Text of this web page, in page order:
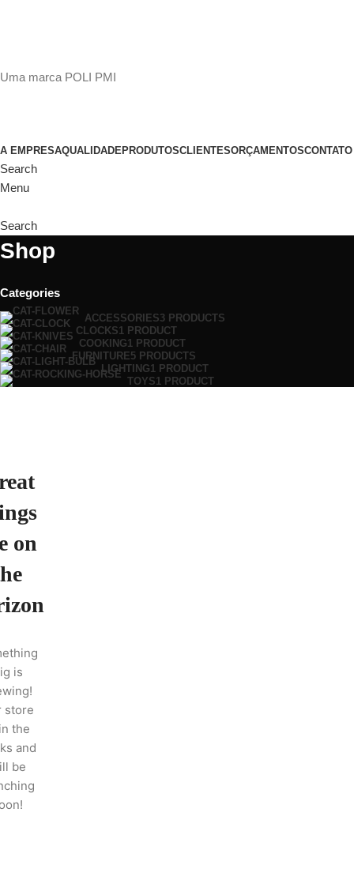
Uma marca POLI PMI
A EMPRESAQUALIDADEPRODUTOSCLIENTESORÇAMENTOSCONTATO
Search
Menu
Search
Shop
Categories
ACCESSORIES3 PRODUCTS
CLOCKS1 PRODUCT
COOKING1 PRODUCT
FURNITURE5 PRODUCTS
LIGHTING1 PRODUCT
TOYS1 PRODUCT
on
is
store
the
and
be